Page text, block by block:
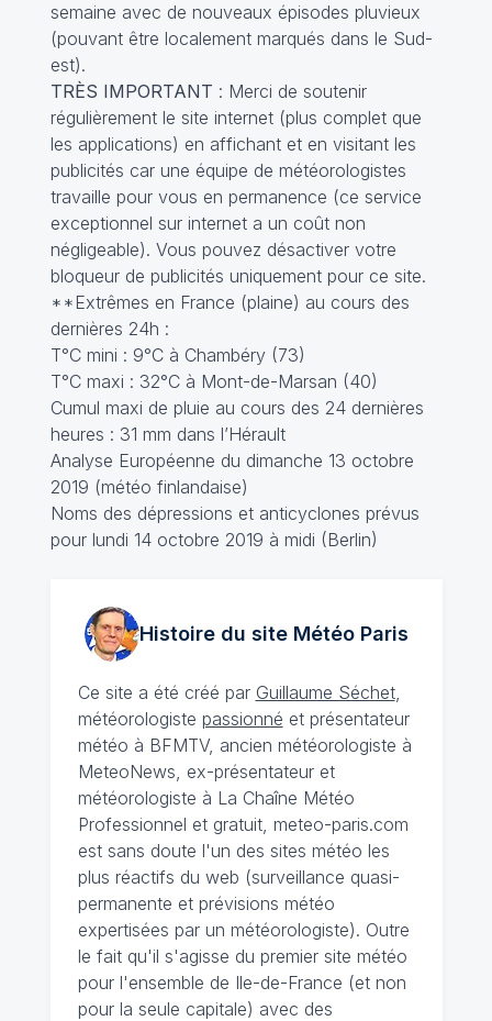
semaine avec de nouveaux épisodes pluvieux
(pouvant être localement marqués dans le Sud-
est).
TRÈS IMPORTANT : Merci de soutenir
régulièrement le site internet (plus complet que
les applications) en affichant et en visitant les
publicités car une équipe de météorologistes
travaille pour vous en permanence (ce service
exceptionnel sur internet a un coût non
négligeable). Vous pouvez désactiver votre
bloqueur de publicités uniquement pour ce site.
**Extrêmes en France (plaine) au cours des
dernières 24h :
T°C mini : 9°C à Chambéry (73)
T°C maxi : 32°C à Mont-de-Marsan (40)
Cumul maxi de pluie au cours des 24 dernières
heures : 31 mm dans l’Hérault
Analyse Européenne du dimanche 13 octobre
2019 (météo finlandaise)
Noms des dépressions et anticyclones prévus
pour lundi 14 octobre 2019 à midi (Berlin)
Histoire du site MétéoParis
Ce site a été créé par Guillaume Séchet,
météorologiste passionné et présentateur
météo à BFMTV, ancien météorologiste à
MeteoNews, ex-présentateur et
météorologiste à La Chaîne Météo
Professionnel et gratuit, meteo-paris.com
est sans doute l'un des sites météo les
plus réactifs du web (surveillance quasi-
permanente et prévisions météo
expertisées par un météorologiste). Outre
le fait qu'il s'agisse du premier site météo
pour l'ensemble de Ile-de-France (et non
pour la seule capitale) avec des